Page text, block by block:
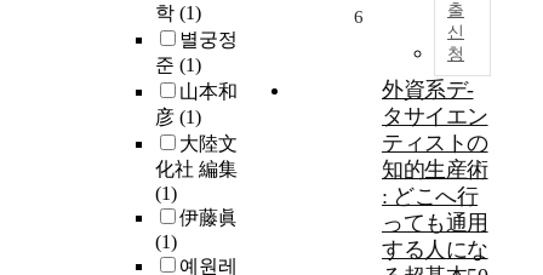
학 (1)
별궁정
준 (1)
山本和
彦 (1)
大陸文
化社 編集
(1)
伊藤眞
(1)
예원레
출
신
청
6
外資系デ-
タサイエン
ティストの
知的生産術
: どこへ行
っても通用
する人にな